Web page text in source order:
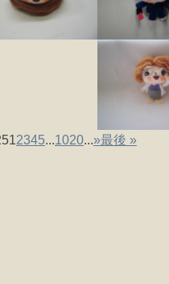
12345...1020...»最後 »